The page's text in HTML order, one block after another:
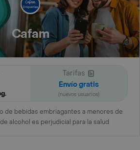
Cafam
Tarifas
Envío gratis
(nuevos usuarios)
de bebidas embriagantes a menores de
alcohol es perjudicial para la salud